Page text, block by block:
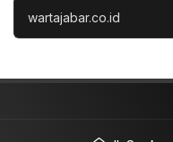
wartajabar.co.id